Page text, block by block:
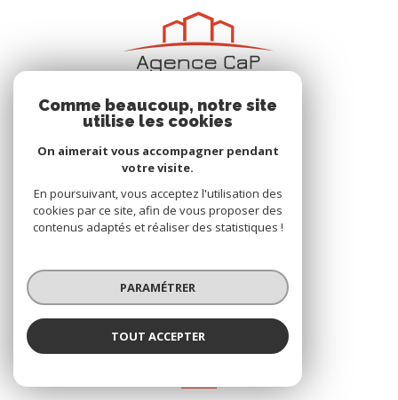
AGENCE CAP
2 rue de la Gare
06 99 99 61 06
contact@agencecap.fr
Comme beaucoup, notre site
utilise les cookies
On aimerait vous accompagner pendant
votre visite.
En poursuivant, vous acceptez l'utilisation des
cookies par ce site, afin de vous proposer des
contenus adaptés et réaliser des statistiques !
PARAMÉTRER
TOUT ACCEPTER